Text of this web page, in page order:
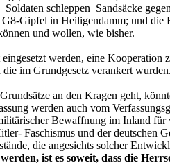
schleppen Sandsäcke
Gipfel in Heiligendamm; und
und wollen, wie bisher.
werden, eine
im Grundgesetz verankert wurden.
an den Kragen geht,
werden auch vom
Bewaffnung im Inland
Faschismus und der
die angesichts solcher
ist es soweit, dass die